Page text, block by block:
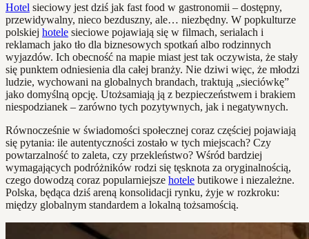
Hotel sieciowy jest dziś jak fast food w gastronomii – dostępny,
przewidywalny, nieco bezduszny, ale… niezbędny. W popkulturze
polskiej hotele sieciowe pojawiają się w filmach, serialach i
reklamach jako tło dla biznesowych spotkań albo rodzinnych
wyjazdów. Ich obecność na mapie miast jest tak oczywista, że stały
się punktem odniesienia dla całej branży. Nie dziwi więc, że młodzi
ludzie, wychowani na globalnych brandach, traktują „sieciówkę”
jako domyślną opcję. Utożsamiają ją z bezpieczeństwem i brakiem
niespodzianek – zarówno tych pozytywnych, jak i negatywnych.
Równocześnie w świadomości społecznej coraz częściej pojawiają
się pytania: ile autentyczności zostało w tych miejscach? Czy
powtarzalność to zaleta, czy przekleństwo? Wśród bardziej
wymagających podróżników rodzi się tęsknota za oryginalnością,
czego dowodzą coraz popularniejsze hotele butikowe i niezależne.
Polska, będąca dziś areną konsolidacji rynku, żyje w rozkroku:
między globalnym standardem a lokalną tożsamością.